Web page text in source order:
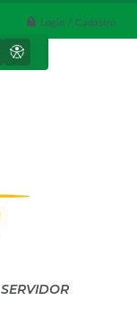
Login / Cadastro
SERVIDOR